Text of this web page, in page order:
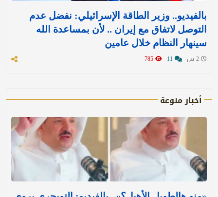
بالفيديو.. وزير الطاقة الإسرائيلي: نفضل عدم
التوصل لاتفاق مع إيران .. لأن بمساعدة الله
سينهار النظام خلال عامين
أخبار منوعة